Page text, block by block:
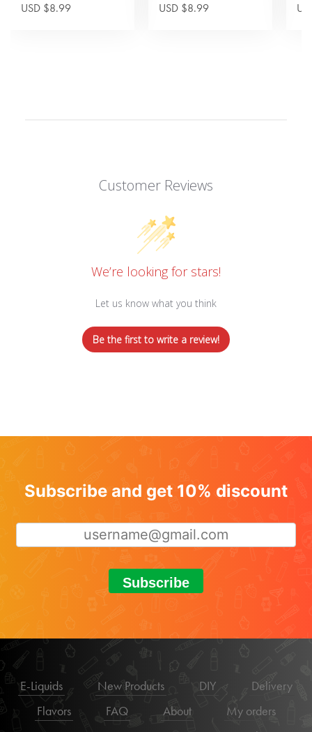
USD $8.99 USD $8.99
Customer Reviews
We’re looking for stars!
Let us know what you think
Be the first to write a review!
Subscribe and get 10% discount
Subscribe
E-Liquids New Products DIY
Delivery
Flavors
FAQ About
My orders